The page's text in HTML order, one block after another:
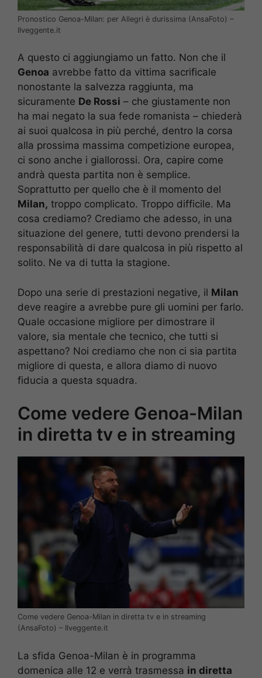
Pronostico Genoa-Milan: per Allegri è durissima (AnsaFoto) –
Ilveggente.it
A questo ci aggiungiamo un fatto. Non che il
Genoa avrebbe fatto da vittima sacrificale
nonostante la salvezza raggiunta, ma
sicuramente De Rossi – che giustamente non
ha mai negato la sua fede romanista – chiederà
ai suoi qualcosa in più perché, dentro la corsa
alla prossima massima competizione europea,
ci sono anche i giallorossi. Ora, capire come
andrà questa partita non è semplice.
Soprattutto per quello che è il momento del
Milan, troppo complicato. Troppo difficile. Ma
cosa crediamo? Crediamo che adesso, in una
situazione del genere, tutti devono prendersi la
responsabilità di dare qualcosa in più rispetto al
solito. Ne va di tutta la stagione.
Dopo una serie di prestazioni negative, il Milan
deve reagire a avrebbe pure gli uomini per farlo.
Quale occasione migliore per dimostrare il
valore, sia mentale che tecnico, che tutti si
aspettano? Noi crediamo che non ci sia partita
migliore di questa, e allora diamo di nuovo
fiducia a questa squadra.
Come vedere Genoa-Milan
in diretta tv e in streaming
Come vedere Genoa-Milan in diretta tv e in streaming
(AnsaFoto) – Ilveggente.it
La sfida Genoa-Milan è in programma
domenica alle 12 e verrà trasmessa in diretta